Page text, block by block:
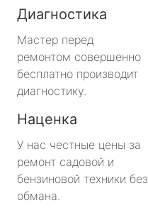
Диагностика
Мастер перед
ремонтом совершенно
бесплатно производит
диагностику.
Наценка
У нас честные цены за
ремонт садовой и
бензиновой техники без
обмана.